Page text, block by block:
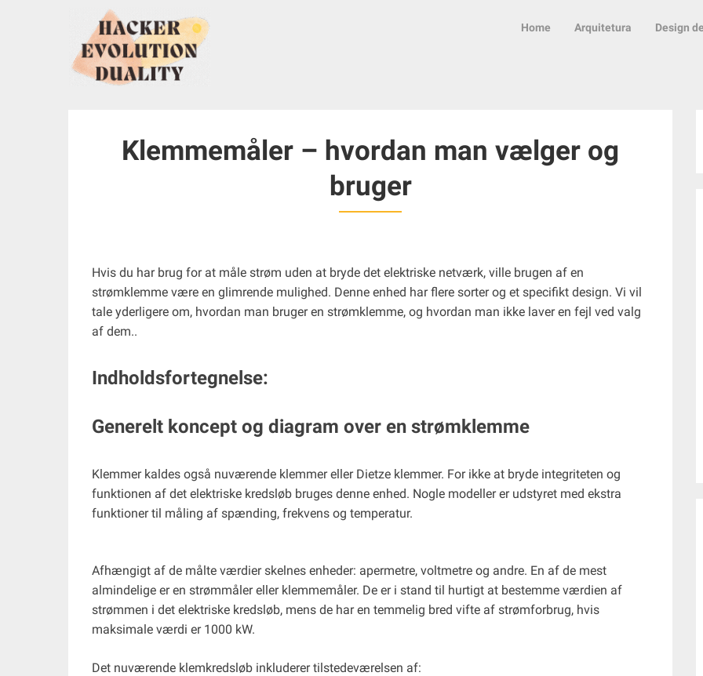
Home Arquitetura Design
Klemmemåler – hvordan man vælger og
bruger
Hvis du har brug for at måle strøm uden at bryde det elektriske netværk, ville brugen af ​​en
strømklemme være en glimrende mulighed. Denne enhed har flere sorter og et specifikt design. Vi vil
tale yderligere om, hvordan man bruger en strømklemme, og hvordan man ikke laver en fejl ved valg
af dem..
Indholdsfortegnelse:
Generelt koncept og diagram over en strømklemme
Klemmer kaldes også nuværende klemmer eller Dietze klemmer. For ikke at bryde integriteten og
funktionen af ​​det elektriske kredsløb bruges denne enhed. Nogle modeller er udstyret med ekstra
funktioner til måling af spænding, frekvens og temperatur.
Afhængigt af de målte værdier skelnes enheder: apermetre, voltmetre og andre. En af de mest
almindelige er en strømmåler eller klemmemåler. De er i stand til hurtigt at bestemme værdien af ​​
strømmen i det elektriske kredsløb, mens de har en temmelig bred vifte af strømforbrug, hvis
maksimale værdi er 1000 kW.
Det nuværende klemkredsløb inkluderer tilstedeværelsen af: